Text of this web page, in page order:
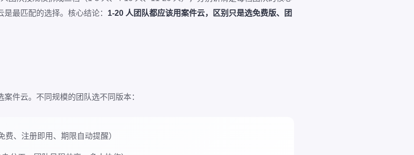
最匹配的选择。核心结论： 1-20 人团队都应该用案件云，区别只是选免费版、团
件云。不同规模的团队选不同版本：
费、注册即用、期限自动提醒）